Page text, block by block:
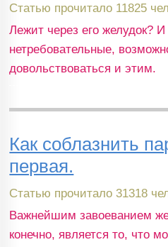
Статью прочитало 11825
Лежит через его желудок?
нетребовательные,
довольствоваться и этим.
Как соблазнить
первая.
Статью прочитало 31318
Важнейшим завоеванием
конечно, является то, что